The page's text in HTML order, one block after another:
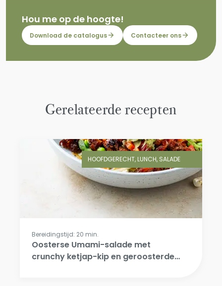
Hou me op de hoogte!
Download de catalogus Contacteer ons
Gerelateerde recepten
HOOFDGERECHT, LUNCH, SALADE
Bereidingstijd: 20 min.
Oosterse Umami-salade met
crunchy ketjap-kip en geroosterde